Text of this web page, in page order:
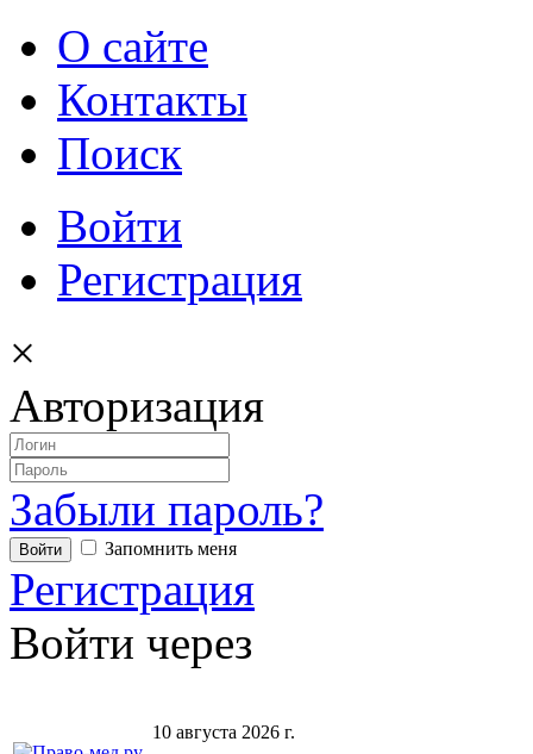
О сайте
Контакты
Поиск
Войти
Регистрация
×
Авторизация
Забыли пароль?
Запомнить меня
Регистрация
Войти через
10 августа 2026 г.